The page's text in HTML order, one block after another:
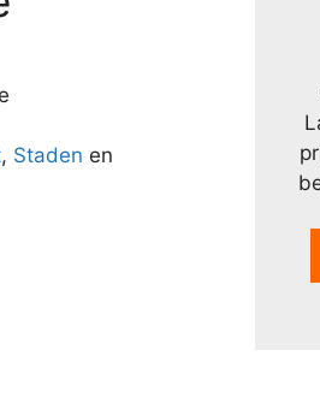
, Staden en